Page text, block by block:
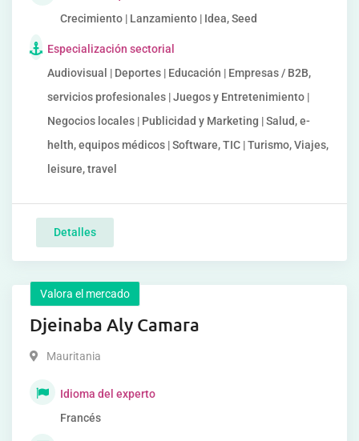
Crecimiento | Lanzamiento | Idea, Seed
Especialización sectorial
Audiovisual | Deportes | Educación | Empresas / B2B,
servicios profesionales | Juegos y Entretenimiento |
Negocios locales | Publicidad y Marketing | Salud, e-
helth, equipos médicos | Software, TIC | Turismo, Viajes,
leisure, travel
Detalles
Valora el mercado
Djeinaba Aly Camara
Mauritania
Idioma del experto
Francés